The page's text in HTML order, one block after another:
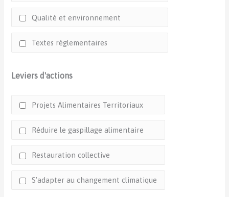
Qualité et environnement
Textes réglementaires
Leviers d'actions
Projets Alimentaires Territoriaux
Réduire le gaspillage alimentaire
Restauration collective
S'adapter au changement climatique